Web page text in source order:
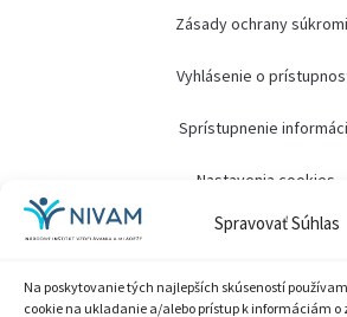
Spravovať Súhlas
Na poskytovanie tých najlepších skúseností
cookie na ukladanie a/alebo prístup k informáciám
Zásady ochrany
Vyhlásenie o
Sprístupnenie
Nastavenia cookies
GDPR